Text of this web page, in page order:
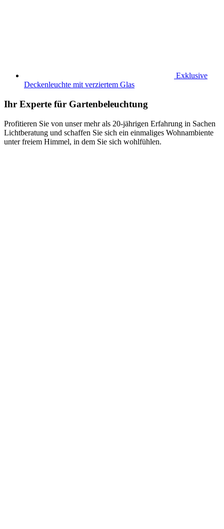
Exklusive
Deckenleuchte mit verziertem Glas
Ihr Experte für Gartenbeleuchtung
Profitieren Sie von unser mehr als 20-jährigen Erfahrung in Sachen
Lichtberatung und schaffen Sie sich ein einmaliges Wohnambiente
unter freiem Himmel, in dem Sie sich wohlfühlen.